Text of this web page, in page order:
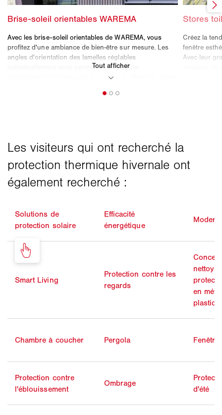
Solutions de
protection solaire
Efficacité
énergétique
Smart Living
Protection contre les
regards
en
Chambre à coucher Pergola
Protection contre
l'éblouissement
Ombrage
d'été